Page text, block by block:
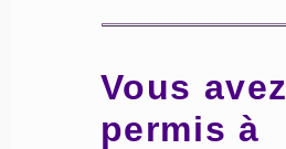
Vous avez
permis à